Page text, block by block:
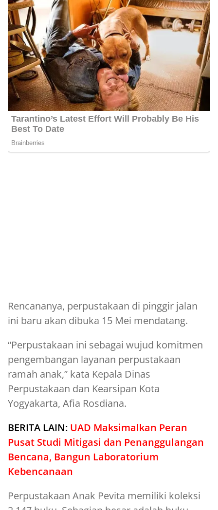
Rencananya, perpustakaan di pinggir jalan
ini baru akan dibuka 15 Mei mendatang.
“Perpustakaan ini sebagai wujud komitmen
pengembangan layanan perpustakaan
ramah anak,” kata Kepala Dinas
Perpustakaan dan Kearsipan Kota
Yogyakarta, Afia Rosdiana.
BERITA LAIN: UAD Maksimalkan Peran
Pusat Studi Mitigasi dan Penanggulangan
Bencana, Bangun Laboratorium
Kebencanaan
Perpustakaan Anak Pevita memiliki koleksi